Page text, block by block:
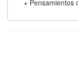
+ Pensamientos